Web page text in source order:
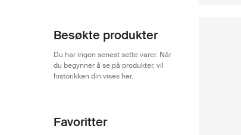
Besøkte produkter
Du har ingen senest sette varer. Når
du begynner å se på produkter, vil
historikken din vises her.
Favoritter